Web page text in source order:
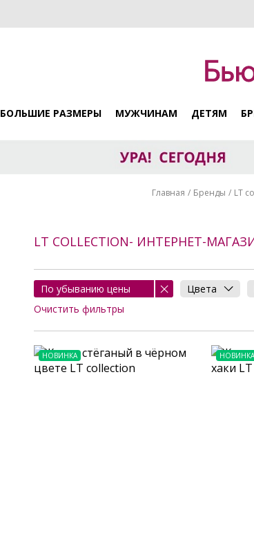
БОЛЬШИЕ РАЗМЕРЫ МУЖЧИНАМ ДЕТЯМ
Главная Бренды LT
LT COLLECTION- ИНТЕРНЕТ-
По убыванию цены Цвета
Очистить фильтры
НОВИНКА НОВИНКА